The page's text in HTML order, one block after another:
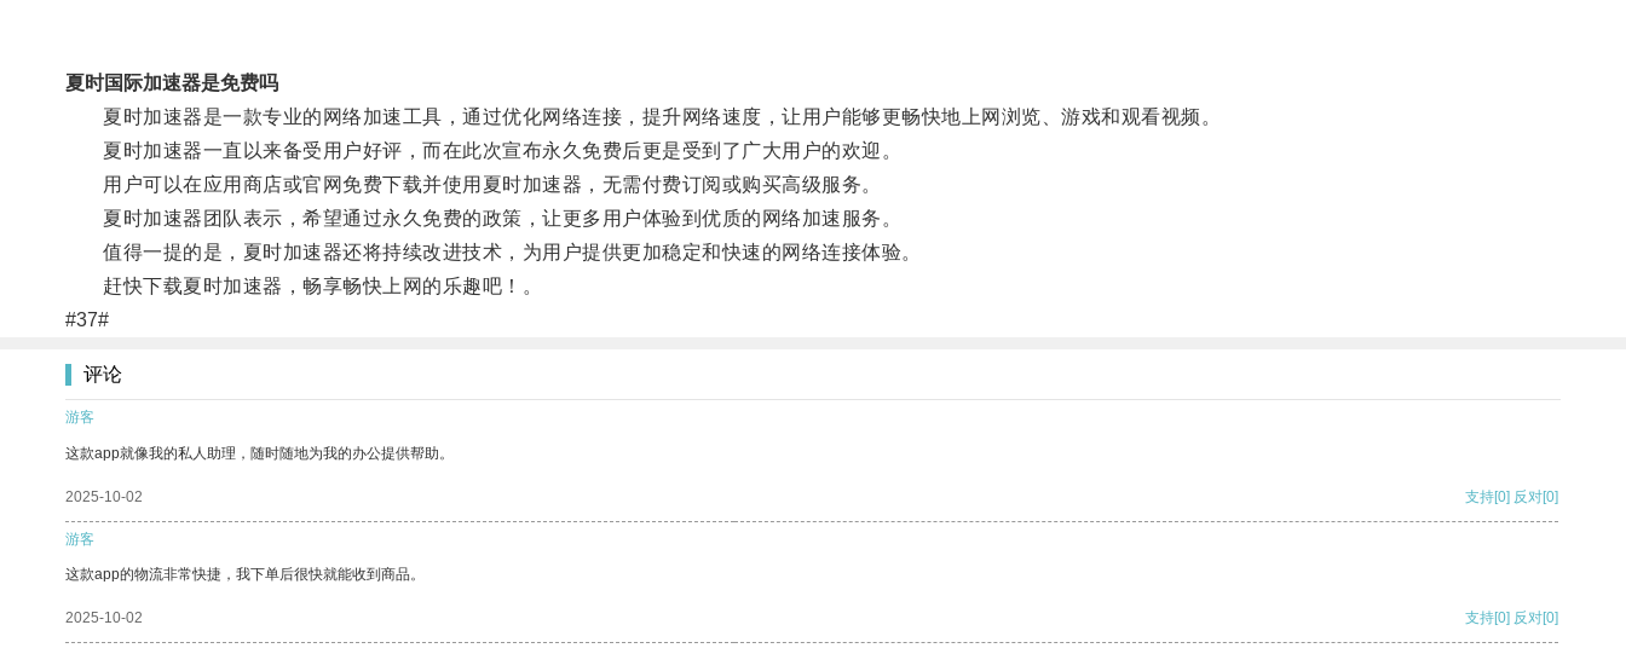
夏时国际加速器是免费吗
夏时加速器是一款专业的网络加速工具，通过优化网络连接，提升网络速度，让用户能够更畅快地上网浏览、游戏和观看视频。
夏时加速器一直以来备受用户好评，而在此次宣布永久免费后更是受到了广大用户的欢迎。
用户可以在应用商店或官网免费下载并使用夏时加速器，无需付费订阅或购买高级服务。
夏时加速器团队表示，希望通过永久免费的政策，让更多用户体验到优质的网络加速服务。
值得一提的是，夏时加速器还将持续改进技术，为用户提供更加稳定和快速的网络连接体验。
赶快下载夏时加速器，畅享畅快上网的乐趣吧！。
#37#
评论
游客
这款app就像我的私人助理，随时随地为我的办公提供帮助。
2025-10-02 支持[0] 反对[0]
游客
这款app的物流非常快捷，我下单后很快就能收到商品。
2025-10-02 支持[0] 反对[0]